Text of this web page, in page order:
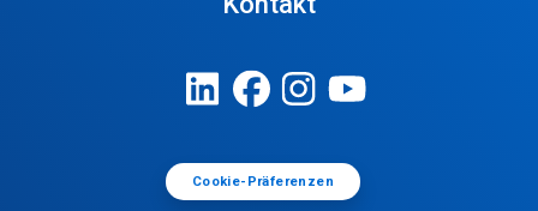
Cookie-Präferenzen